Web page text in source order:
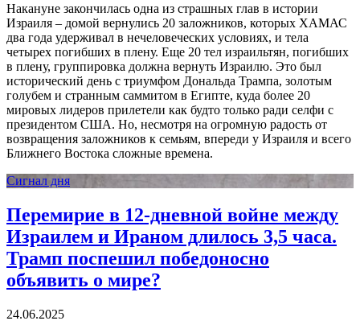
Накануне закончилась одна из страшных глав в истории
Израиля – домой вернулись 20 заложников, которых ХАМАС
два года удерживал в нечеловеческих условиях, и тела
четырех погибших в плену. Еще 20 тел израильтян, погибших
в плену, группировка должна вернуть Израилю. Это был
исторический день с триумфом Дональда Трампа, золотым
голубем и странным саммитом в Египте, куда более 20
мировых лидеров прилетели как будто только ради селфи с
президентом США. Но, несмотря на огромную радость от
возвращения заложников к семьям, впереди у Израиля и всего
Ближнего Востока сложные времена.
Сигнал дня
Перемирие в 12-дневной войне между
Израилем и Ираном длилось 3,5 часа.
Трамп поспешил победоносно
объявить о мире?
24.06.2025